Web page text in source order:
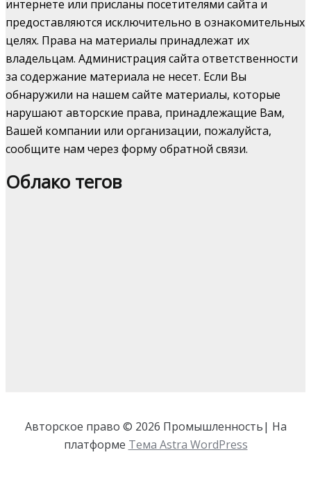
интернете или присланы посетителями сайта и
предоставляются исключительно в ознакомительных
целях. Права на материалы принадлежат их
владельцам. Администрация сайта ответственности
за содержание материала не несет. Если Вы
обнаружили на нашем сайте материалы, которые
нарушают авторские права, принадлежащие Вам,
Вашей компании или организации, пожалуйста,
сообщите нам через форму обратной связи.
Облако тегов
Авторское право © 2026 Промышленность| На
платформе Тема Astra WordPress